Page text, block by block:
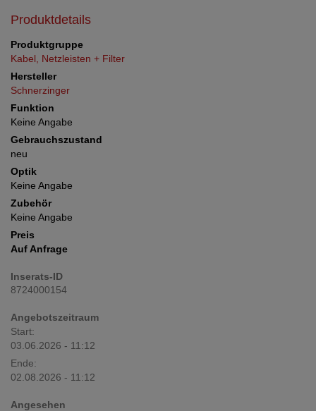
Produktdetails
Produktgruppe
Kabel, Netzleisten + Filter
Hersteller
Schnerzinger
Funktion
Keine Angabe
Gebrauchszustand
neu
Optik
Keine Angabe
Zubehör
Keine Angabe
Preis
Auf Anfrage
Inserats-ID
8724000154
Angebotszeitraum
Start:
03.06.2026 - 11:12
Ende:
02.08.2026 - 11:12
Angesehen